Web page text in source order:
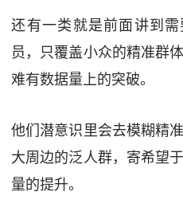
还有一类就是前面讲到
员，只覆盖小众的精准群
难有数据量上的突破。
他们潜意识里会去模糊精
大周边的泛人群，寄希望
量的提升。